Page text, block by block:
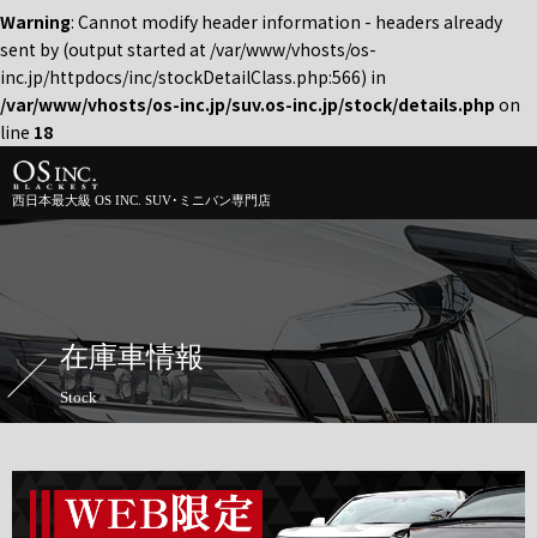
Warning: Cannot modify header information - headers already
sent by (output started at /var/www/vhosts/os-
inc.jp/httpdocs/inc/stockDetailClass.php:566) in
/var/www/vhosts/os-inc.jp/suv.os-inc.jp/stock/details.php on
line 18
西日本最大級 OS INC. SUV･ミニバン専門店
在庫車情報
Stock